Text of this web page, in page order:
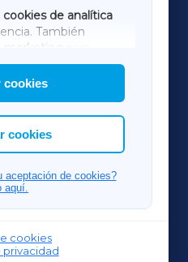
cookies de analítica
También
marketing
la elección de
permitir.
cookies
cookies
aceptación de cookies?
aquí.
cookies
privacidad